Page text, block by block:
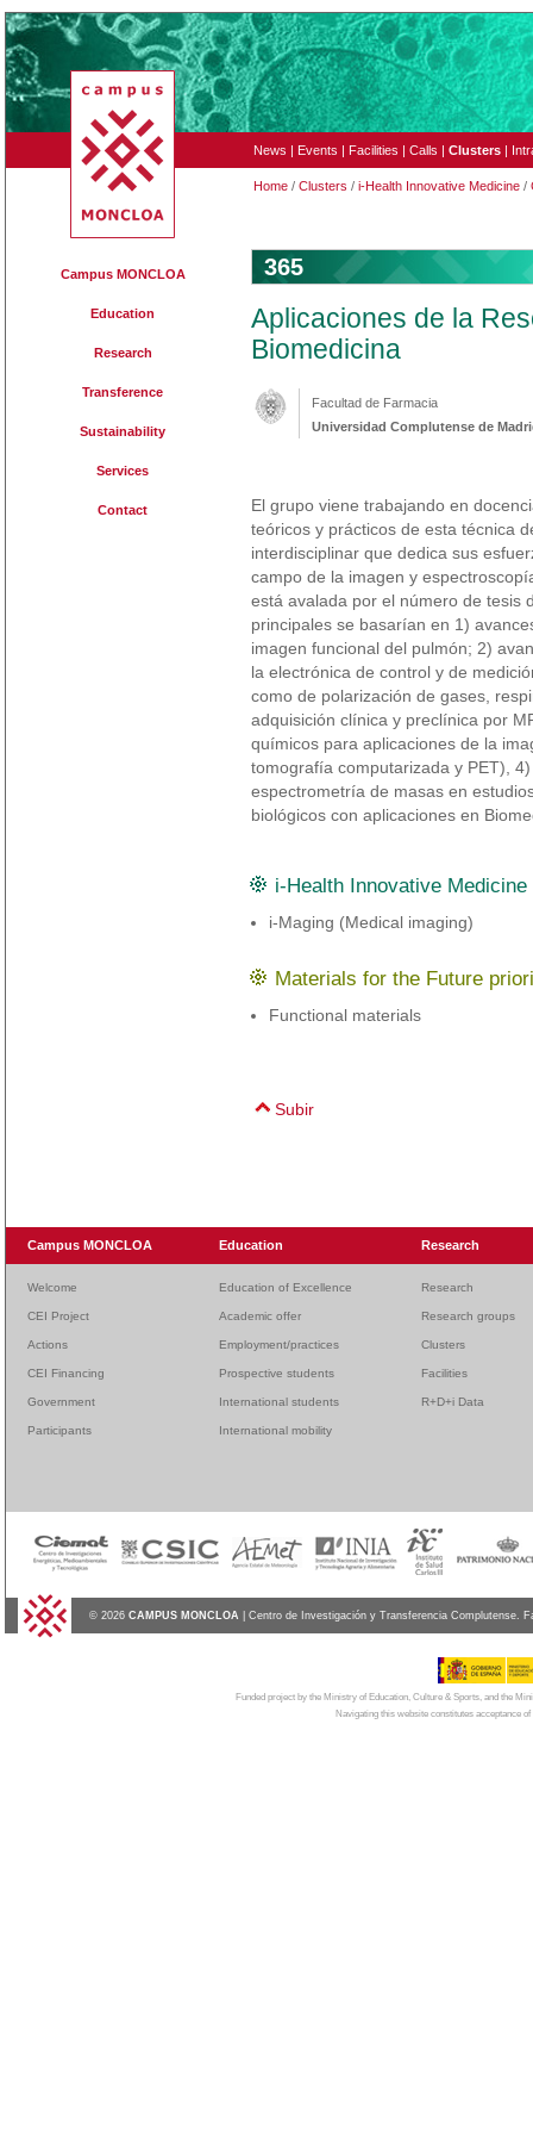
News | Events | Facilities | Calls | Clusters |
Home / Clusters / i-Health Innovative Medicine /
Campus MONCLOA
Education
Research
Transference
Sustainability
Services
Contact
365
Aplicaciones de la
Biomedicina
Facultad de Farmacia
Universidad Complutense de
El grupo viene trabajando en
teóricos y prácticos de esta técnica
interdisciplinar que dedica sus
campo de la imagen y
está avalada por el número de tesis
principales se basarían en 1)
imagen funcional del pulmón; 2)
la electrónica de control y de
como de polarización de gases,
adquisición clínica y preclínica por
químicos para aplicaciones de la
tomografía computarizada y PET),
espectrometría de masas en
biológicos con aplicaciones en
i-Health Innovative
i-Maging (Medical imaging)
Materials for the Future
Functional materials
Subir
Campus MONCLOA Education Research
Welcome Education of Excellence Research
CEI Project Academic offer Research groups
Actions Employment/practices Clusters
CEI Financing Prospective students Facilities
Government International students R+D+i Data
Participants International mobility
© 2026 CAMPUS MONCLOA | Centro de Investigación y Transferencia Complutense.
Funded project by the Ministry of Education, Culture & Sports, and the
Navigating this website constitutes acceptance